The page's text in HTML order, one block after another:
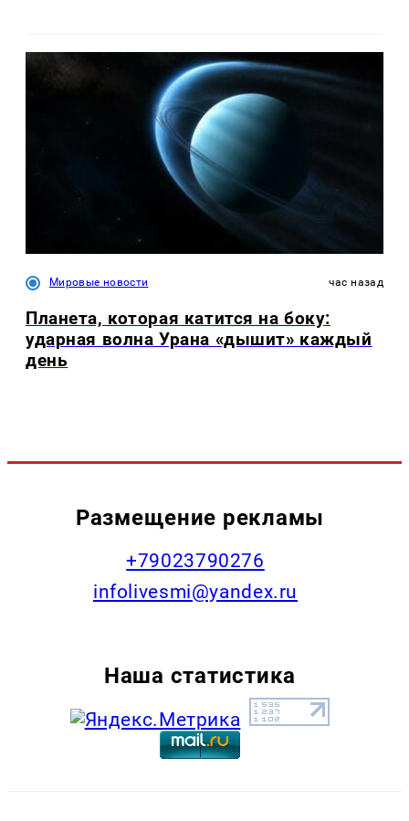
Мировые новости час назад
Планета, которая катится на боку:
ударная волна Урана «дышит» каждый
день
Размещение рекламы
+79023790276
infolivesmi@yandex.ru
Наша статистика